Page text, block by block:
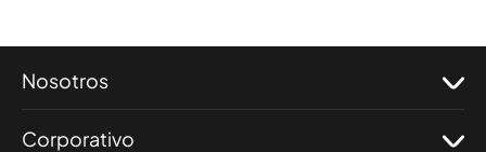
Nosotros
Corporativo